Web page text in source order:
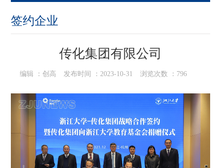
签约企业
传化集团有限公司
编辑 ： 创高 发布时间 ： 2023-10-31 浏览次数 ： 796